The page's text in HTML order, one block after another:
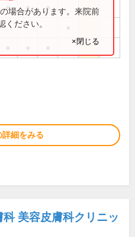
● ● ●
場合があります。来院前
ください。
×閉じる
詳細をみる
美容皮膚科クリニッ